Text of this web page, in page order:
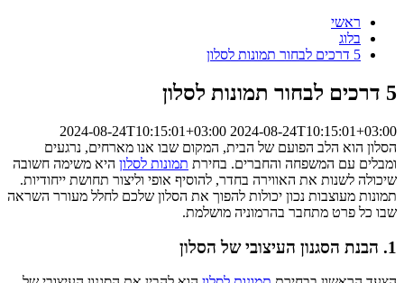
ראשי
בלוג
5 דרכים לבחור תמונות לסלון
5 דרכים לבחור תמונות לסלון
2024-08-24T10:15:01+03:00 2024-08-24T10:15:01+03:00
הסלון הוא הלב הפועם של הבית, המקום שבו אנו מארחים, נרגעים
ומבלים עם המשפחה והחברים. בחירת תמונות לסלון היא משימה חשובה
שיכולה לשנות את האווירה בחדר, להוסיף אופי וליצור תחושת ייחודיות.
תמונות מעוצבות נכון יכולות להפוך את הסלון שלכם לחלל מעורר השראה
שבו כל פרט מתחבר בהרמוניה מושלמת.
1. הבנת הסגנון העיצובי של הסלון